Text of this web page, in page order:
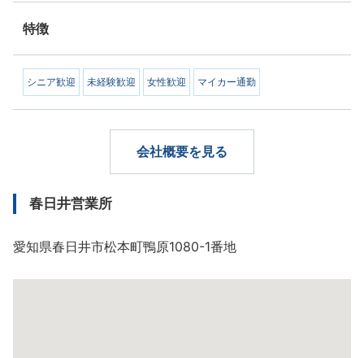
特徴
シニア歓迎 未経験歓迎 女性歓迎 マイカー通勤
会社概要を見る
春日井営業所
愛知県春日井市松本町鴨原1080-1番地